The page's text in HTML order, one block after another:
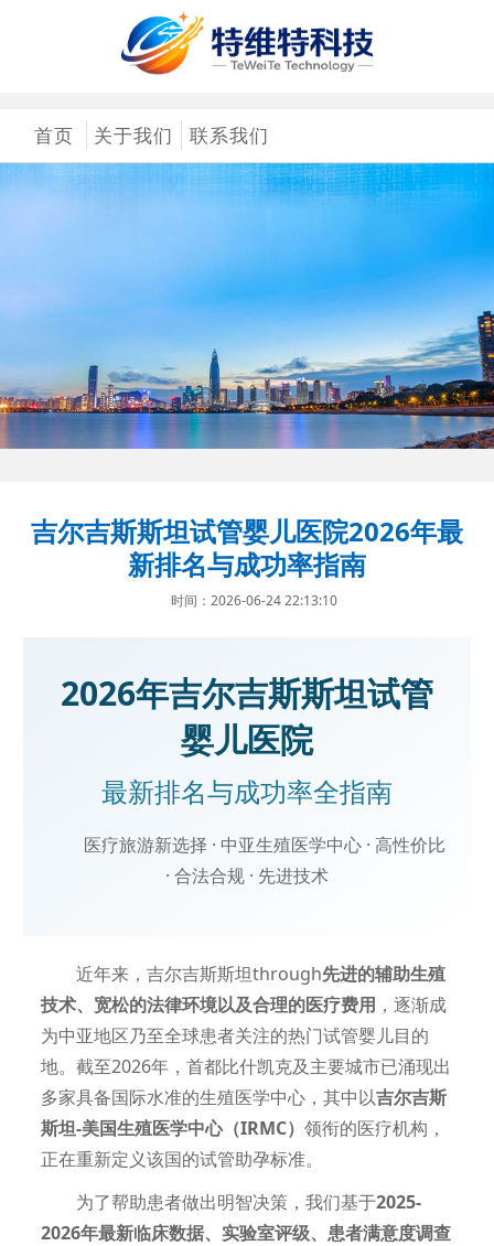
首页 关于我们 联系我们
吉尔吉斯斯坦试管婴儿医院2026年最
新排名与成功率指南
时间：2026-06-24 22:13:10
2026年吉尔吉斯斯坦试管
婴儿医院
最新排名与成功率全指南
医疗旅游新选择 · 中亚生殖医学中心 · 高性价比
· 合法合规 · 先进技术
近年来，吉尔吉斯斯坦through先进的辅助生殖
技术、宽松的法律环境以及合理的医疗费用 ，逐渐成
为中亚地区乃至全球患者关注的热门试管婴儿目的
地。截至2026年，首都比什凯克及主要城市已涌现出
多家具备国际水准的生殖医学中心，其中以吉尔吉斯
斯坦-美国生殖医学中心（IRMC） 领衔的医疗机构，
正在重新定义该国的试管助孕标准。
为了帮助患者做出明智决策，我们基于2025-
2026年最新临床数据、实验室评级、患者满意度调查